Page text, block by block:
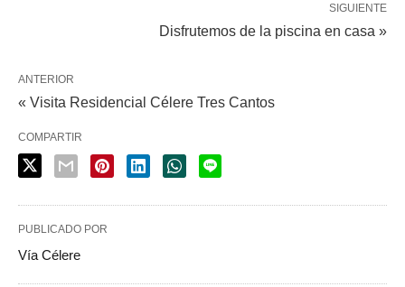
SIGUIENTE
Disfrutemos de la piscina en casa »
ANTERIOR
« Visita Residencial Célere Tres Cantos
COMPARTIR
PUBLICADO POR
Vía Célere